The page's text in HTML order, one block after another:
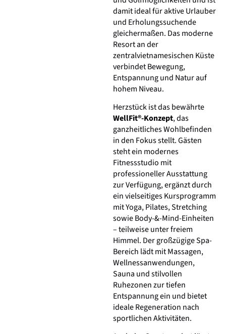
damit ideal für aktive Urlauber
und Erholungssuchende
gleichermaßen. Das moderne
Resort an der
zentralvietnamesischen Küste
verbindet Bewegung,
Entspannung und Natur auf
hohem Niveau.
Herzstück ist das bewährte
WellFit®-Konzept, das
ganzheitliches Wohlbefinden
in den Fokus stellt. Gästen
steht ein modernes
Fitnessstudio mit
professioneller Ausstattung
zur Verfügung, ergänzt durch
ein vielseitiges Kursprogramm
mit Yoga, Pilates, Stretching
sowie Body-&-Mind-Einheiten
– teilweise unter freiem
Himmel. Der großzügige Spa-
Bereich lädt mit Massagen,
Wellnessanwendungen,
Sauna und stilvollen
Ruhezonen zur tiefen
Entspannung ein und bietet
ideale Regeneration nach
sportlichen Aktivitäten.